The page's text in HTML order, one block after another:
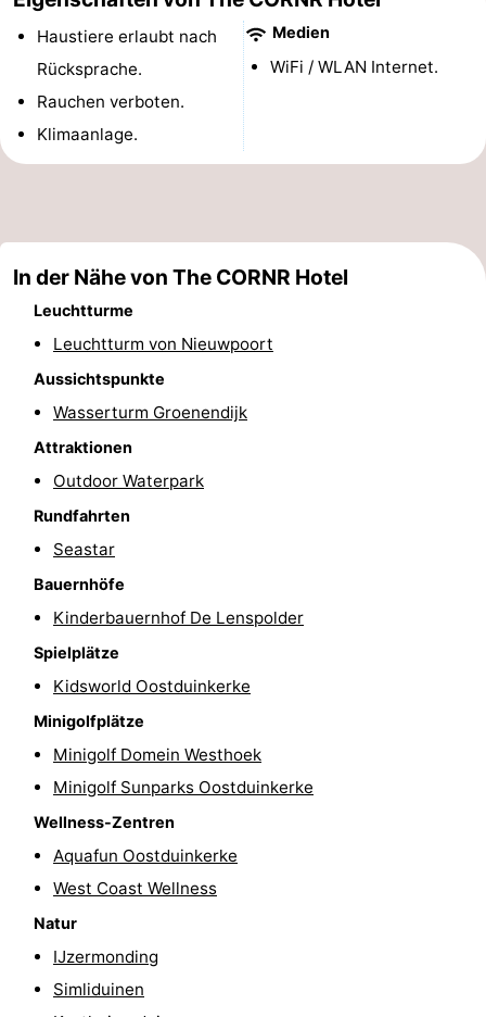
Denkmäler
-
Spielplätze
-
Indoor-
Zentren
Dörfer
Städte
Sport
Schwimmbader
Radfahren
Reiten
Surfen
Essen
trinken
Veranstaltungen
Praktisch
Forum
Haustiere erlaubt nach
Rücksprache.
Rauchen verboten.
Klimaanlage.
Medien
WiFi / WLAN Internet.
In der Nähe von The CORNR Hotel
Leuchtturme
Leuchtturm von Nieuwpoort
Aussichtspunkte
Wasserturm Groenendijk
Attraktionen
Outdoor Waterpark
Rundfahrten
Seastar
Bauernhöfe
Kinderbauernhof De Lenspolder
Spielplätze
Kidsworld Oostduinkerke
Minigolfplätze
Minigolf Domein Westhoek
Minigolf Sunparks Oostduinkerke
Wellness-Zentren
Aquafun Oostduinkerke
West Coast Wellness
Natur
IJzermonding
Simliduinen